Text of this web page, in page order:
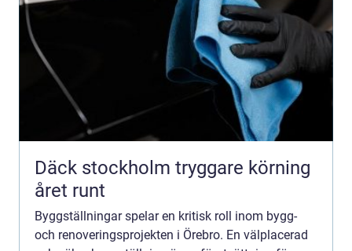
Däck stockholm tryggare körning
året runt
Byggställningar spelar en kritisk roll inom bygg-
och renoveringsprojekten i Örebro. En välplacerad